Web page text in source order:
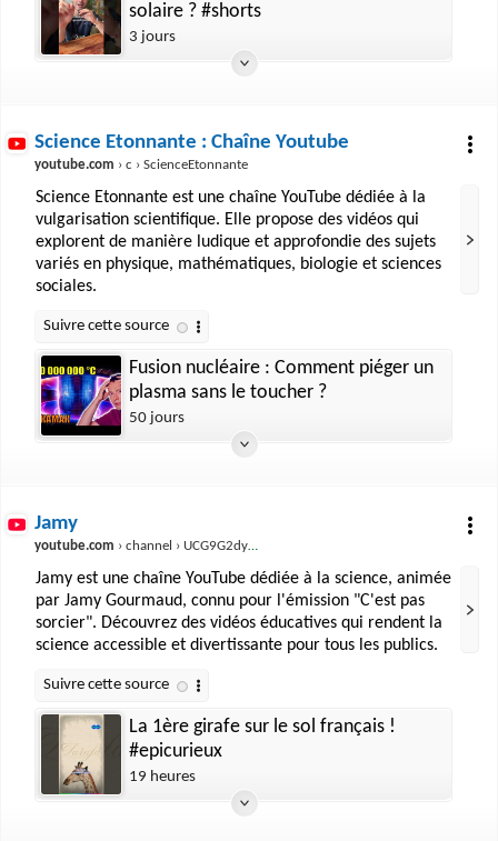
riche et diversifié où chacun peut nourrir sa soif de savoir.
solaire ? #shorts
3 jours
Science Etonnante : Chaîne Youtube
youtube.com › c › ScienceEtonnante
Science Etonnante est une chaîne YouTube dédiée à la
vulgarisation scientifique. Elle propose des vidéos qui
explorent de manière ludique et approfondie des sujets
variés en physique, mathématiques, biologie et sciences
sociales.
Fusion nucléaire : Comment piéger un
plasma sans le toucher ?
50 jours
Jamy
youtube.com › channel › UCG9G2dyRv04FDSH1FSYuLBg
Jamy est une chaîne YouTube dédiée à la science, animée
par Jamy Gourmaud, connu pour l'émission "C'est pas
sorcier". Découvrez des vidéos éducatives qui rendent la
science accessible et divertissante pour tous les publics.
La 1ère girafe sur le sol français !
#epicurieux
19 heures